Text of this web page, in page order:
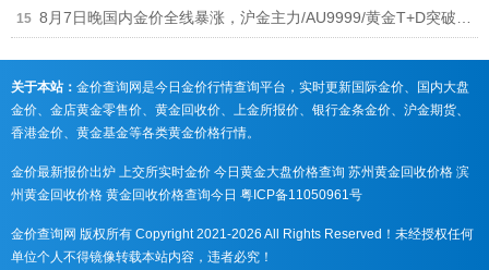
关于本站： 金价查询网是今日金价行情查询平台，实时更新国际金价、国内大盘
金价、金店黄金零售价、黄金回收价、上金所报价、银行金条金价、沪金期货、
香港金价、黄金基金等各类黄金价格行情。
金价最新报价出炉 上交所实时金价 今日黄金大盘价格查询 苏州黄金回收价格 滨
州黄金回收价格 黄金回收价格查询今日 粤ICP备11050961号
金价查询网 版权所有 Copyright 2021-2026 All Rights Reserved！未经授权任何
单位个人不得镜像转载本站内容，违者必究！